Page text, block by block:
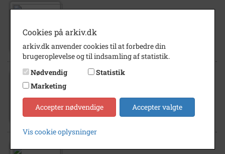
Dr. Dichs Plads 2
Dr. Dichs Plads 2
Cookies på arkiv.dk
arkiv.dk anvender cookies til at forbedre din
brugeroplevelse og til indsamling af statistik.
Nødvendig
Statistik
Marketing
Accepter nødvendige Accepter valgte
Vis cookie oplysninger